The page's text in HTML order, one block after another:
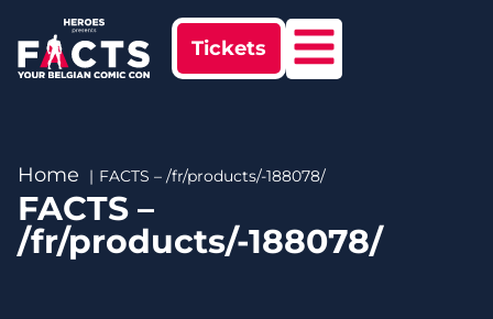
Tickets
Home FACTS – /fr/products/-188078/
FACTS –
/fr/products/-188078/